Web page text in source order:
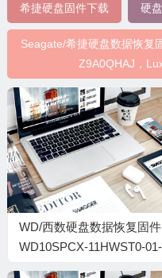
希捷硬盘固件下载 硬
Seagate/希捷硬盘数据恢复
Z9A0QHAJ，
WD/西数硬盘数据恢复固件
WD10SPCX-11HWST0-01-